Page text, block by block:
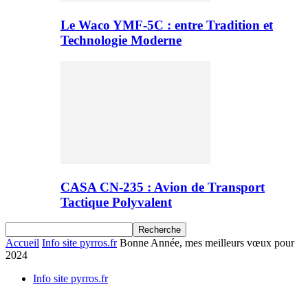
Le Waco YMF-5C : entre Tradition et
Technologie Moderne
CASA CN-235 : Avion de Transport
Tactique Polyvalent
Accueil Info site pyrros.fr Bonne Année, mes meilleurs vœux pour
2024
Info site pyrros.fr